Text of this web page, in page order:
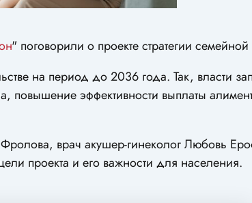
" поговорили о проекте стратегии
на период до 2036 года. Так, власти
повышение эффективности выплаты
врач акушер-гинеколог Любовь
проекта и его важности для населения.